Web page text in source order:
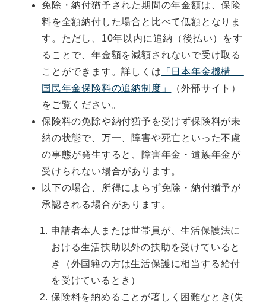
免除・納付猶予された期間の年金額は、保険
料を全額納付した場合と比べて低額となりま
す。ただし、10年以内に追納（後払い）をす
ることで、年金額を減額されないで受け取る
ことができます。詳しくは 「日本年金機構
国民年金保険料の追納制度」
（外部サイト）
をご覧ください。
保険料の免除や納付猶予を受けず保険料が未
納の状態で、万一、障害や死亡といった不慮
の事態が発生すると、障害年金・遺族年金が
受けられない場合があります。
以下の場合、所得によらず免除・納付猶予が
承認される場合があります。
申請者本人または世帯員が、生活保護法に
おける生活扶助以外の扶助を受けていると
き（外国籍の方は生活保護に相当する給付
を受けているとき）
保険料を納めることが著しく困難なとき(失